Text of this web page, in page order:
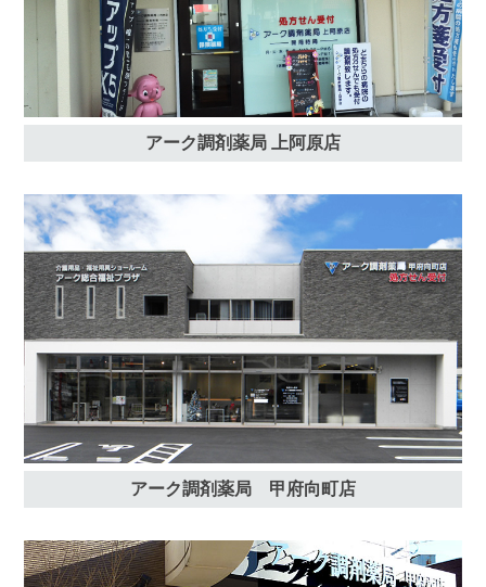
アーク調剤薬局 上阿原店
アーク調剤薬局 甲府向町店